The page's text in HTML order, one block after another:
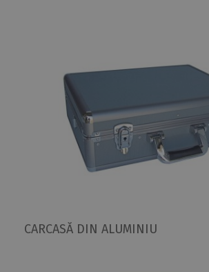
CARCASĂ DIN ALUMINIU